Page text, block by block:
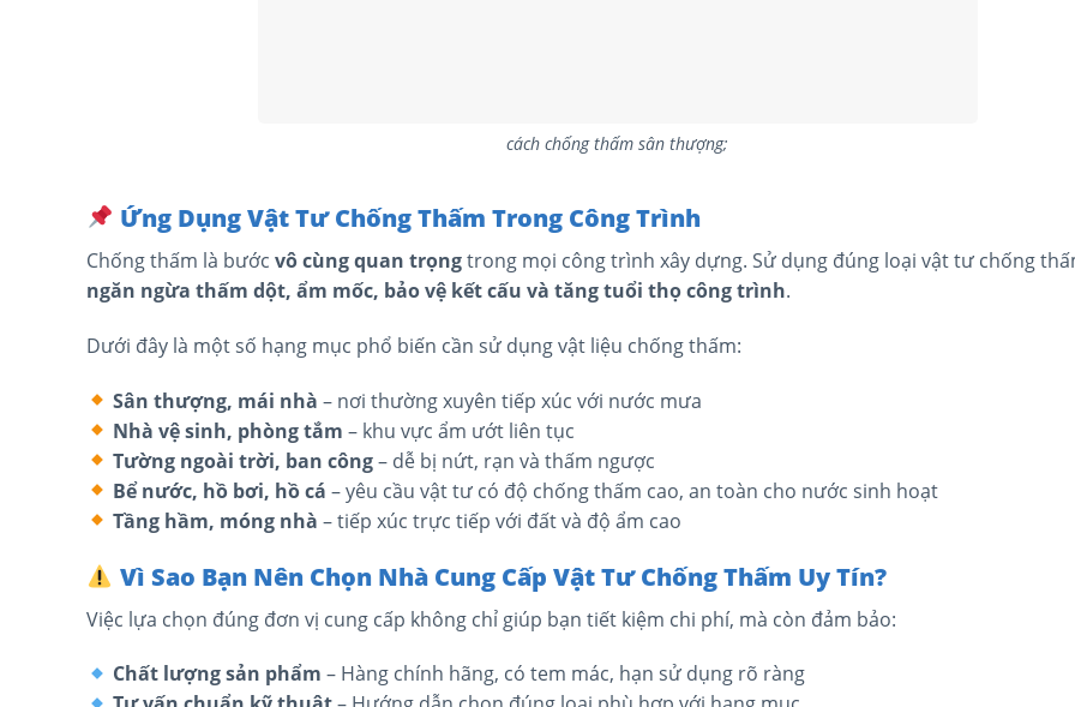
cách chống thấm sân thượng;
Ứng Dụng Vật Tư Chống Thấm Trong Công Trình
Chống thấm là bước vô cùng quan trọngtrong mọi công trình xây dựng. Sử dụng đúng loại vật tư chống
ngăn ngừa thấm dột, ẩm mốc, bảo vệ kết cấu và tăng tuổi thọ công trình.
Dưới đây là một số hạng mục phổ biến cần sử dụng vật liệu chống thấm:
Sân thượng, mái nhà – nơi thường xuyên tiếp xúc với nước mưa
Nhà vệ sinh, phòng tắm – khu vực ẩm ướt liên tục
Tường ngoài trời, ban công– dễ bị nứt, rạn và thấm ngược
Bể nước, hồ bơi, hồ cá – yêu cầu vật tư có độ chống thấm cao, an toàn cho nước sinh hoạt
Tầng hầm, móng nhà – tiếp xúc trực tiếp với đất và độ ẩm cao
Vì Sao Bạn Nên Chọn Nhà Cung Cấp Vật Tư Chống Thấm Uy Tín?
Việc lựa chọn đúng đơn vị cung cấp không chỉ giúp bạn tiết kiệm chi phí, mà còn đảm bảo:
Chất lượng sản phẩm – Hàng chính hãng, có tem mác, hạn sử dụng rõ ràng